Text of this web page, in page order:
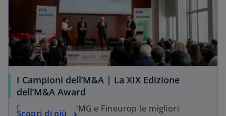
I Campioni dell’M&A | La XIX Edizione
dell’M&A Award
Premiate da KPMG e Fineurop le migliori
Scopri di più